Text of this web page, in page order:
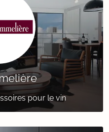
pour le vin